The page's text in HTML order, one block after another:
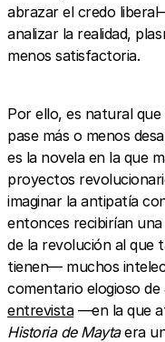
abrazar el credo
analizar la realidad,
menos satisfactoria.
Por ello, es natural
pase más o menos
es la novela en la que
proyectos
imaginar la antipatía
entonces recibirían
de la revolución al
tienen— muchos
comentario elogioso
entrevista—en la que
Historia de Maytaera